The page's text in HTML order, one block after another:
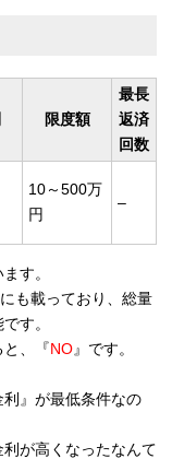
限度額
最長
返済
回数
10～500万
円
–
す。
も載っており、総量
す。
と、『NO』です。
』が最低条件なの
が高くなったなんて